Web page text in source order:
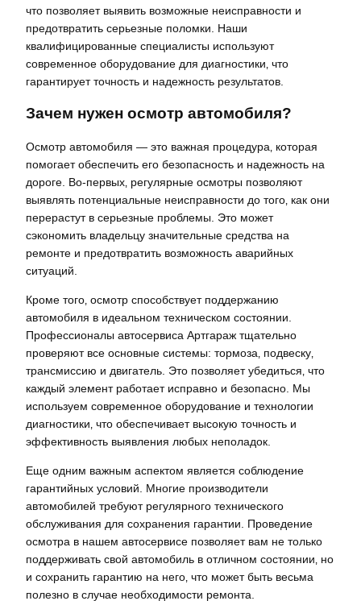
что позволяет выявить возможные неисправности и
предотвратить серьезные поломки. Наши
квалифицированные специалисты используют
современное оборудование для диагностики‚ что
гарантирует точность и надежность результатов.
Зачем нужен осмотр автомобиля?
Осмотр автомобиля — это важная процедура‚ которая
помогает обеспечить его безопасность и надежность на
дороге. Во-первых‚ регулярные осмотры позволяют
выявлять потенциальные неисправности до того‚ как они
перерастут в серьезные проблемы. Это может
сэкономить владельцу значительные средства на
ремонте и предотвратить возможность аварийных
ситуаций.
Кроме того‚ осмотр способствует поддержанию
автомобиля в идеальном техническом состоянии.
Профессионалы автосервиса Артгараж тщательно
проверяют все основные системы: тормоза‚ подвеску‚
трансмиссию и двигатель. Это позволяет убедиться‚ что
каждый элемент работает исправно и безопасно. Мы
используем современное оборудование и технологии
диагностики‚ что обеспечивает высокую точность и
эффективность выявления любых неполадок.
Еще одним важным аспектом является соблюдение
гарантийных условий. Многие производители
автомобилей требуют регулярного технического
обслуживания для сохранения гарантии. Проведение
осмотра в нашем автосервисе позволяет вам не только
поддерживать свой автомобиль в отличном состоянии‚ но
и сохранить гарантию на него‚ что может быть весьма
полезно в случае необходимости ремонта.